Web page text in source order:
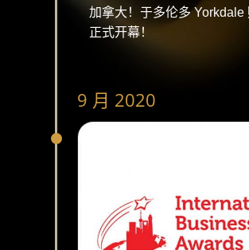
加拿大！于多伦多 Yorkdale
正式开幕！
9 月 2020